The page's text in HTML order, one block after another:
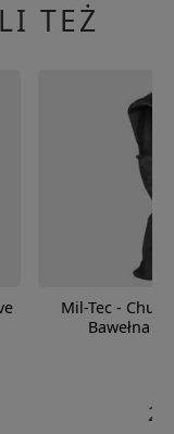
TEŻ
Mil-Tec -
Bawełna -